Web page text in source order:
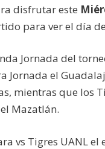
disfrutar este
para ver el día
Jornada del
Jornada el
mientras que los
Mazatlán.
vs Tigres UANL el